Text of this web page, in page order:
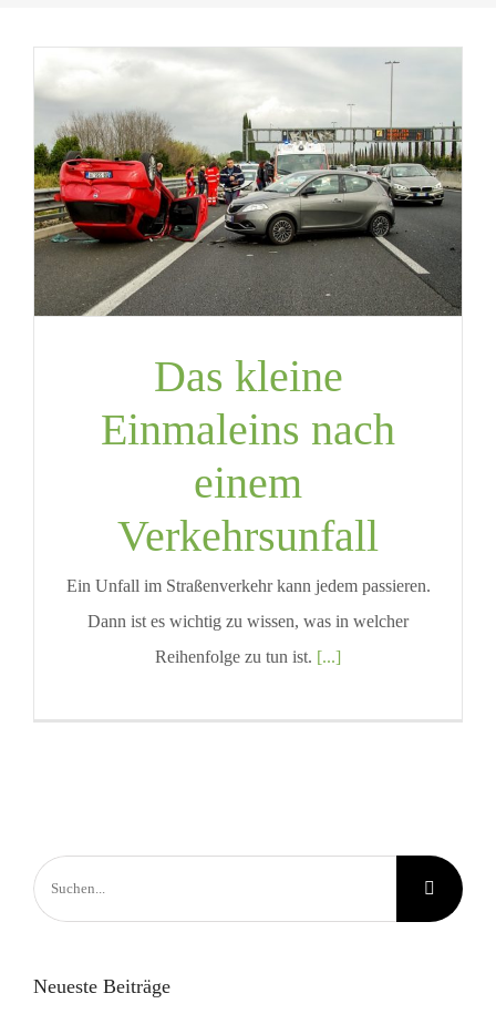
Das kleine
Einmaleins nach
einem
Verkehrsunfall
Ein Unfall im Straßenverkehr kann jedem passieren.
Dann ist es wichtig zu wissen, was in welcher
Reihenfolge zu tun ist. [...]
Suche
nach:
Neueste Beiträge